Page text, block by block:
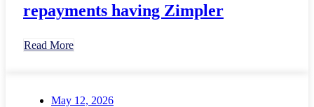
repayments having Zimpler
Read More
May 12, 2026